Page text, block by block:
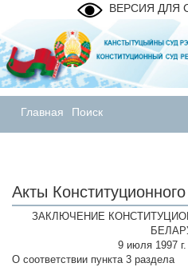
ВЕРСИЯ ДЛЯ
Главная Поиск
Акты
ЗАКЛЮЧЕНИЕ
9 июля 1997
О соответствии пункта 3 раздела